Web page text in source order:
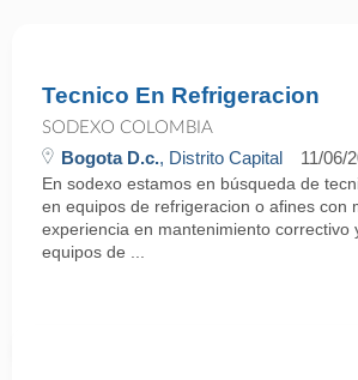
Tecnico En Refrigeracion
SODEXO COLOMBIA
Bogota D.c., Distrito Capital 11/06/
En sodexo estamos en búsqueda de
en equipos de refrigeracion o afines con
experiencia en mantenimiento correctivo
equipos de ...